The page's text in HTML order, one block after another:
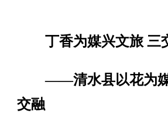
丁香为媒兴文旅 三
——清水县以花为
交融